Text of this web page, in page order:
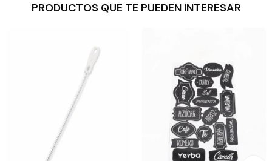
PRODUCTOS QUE TE PUEDEN INTERESAR